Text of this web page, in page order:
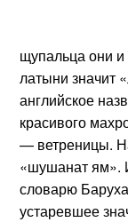
щупальца они и
латыни значит
английское
красивого
— ветреницы.
«шушанат ям».
словарю
устаревшее